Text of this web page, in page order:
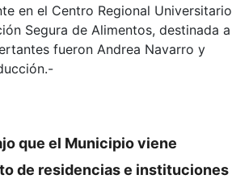
en el Centro Regional Universitario
Segura de Alimentos, destinada a
fueron Andrea Navarro y
que el Municipio viene
de residencias e instituciones